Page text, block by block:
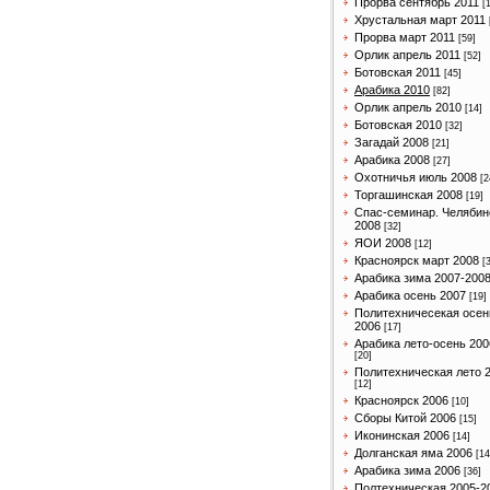
Хрустальная март 2011
Прорва март 2011 [59]
Орлик апрель 2011 [52]
Ботовская 2011 [45]
Арабика 2010 [82]
Орлик апрель 2010 [14]
Ботовская 2010 [32]
Загадай 2008 [21]
Арабика 2008 [27]
Охотничья июль 2008
Торгашинская 2008 [19]
Спас-семинар.
2008 [32]
ЯОИ 2008 [12]
Красноярск март 2008
Арабика зима 2007-2008
Арабика осень 2007 [19]
Политехничесекая
2006 [17]
Арабика лето-осень
[20]
Политехническая лето
[12]
Красноярск 2006 [10]
Сборы Китой 2006 [15]
Иконинская 2006 [14]
Долганская яма 2006 [14]
Арабика зима 2006 [36]